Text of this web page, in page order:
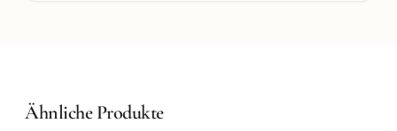
Ähnliche Produkte